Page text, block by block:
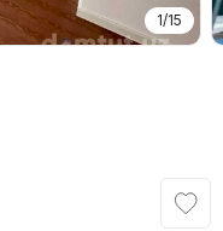
1/15